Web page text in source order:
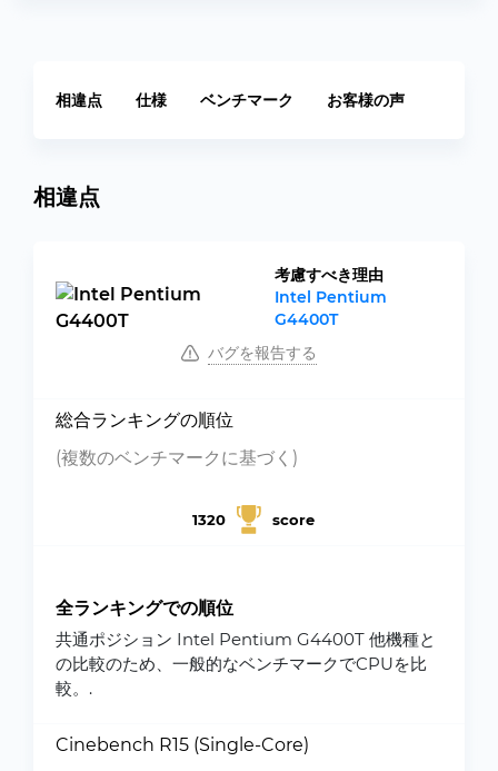
相違点 仕様 ベンチマーク お客様の声
相違点
考慮すべき理由
Intel Pentium
G4400T
バグを報告する
総合ランキングの順位
(複数のベンチマークに基づく)
1320 score
全ランキングでの順位
共通ポジション Intel Pentium G4400T 他機種と
の比較のため、一般的なベンチマークでCPUを比
較。.
Cinebench R15 (Single-Core)